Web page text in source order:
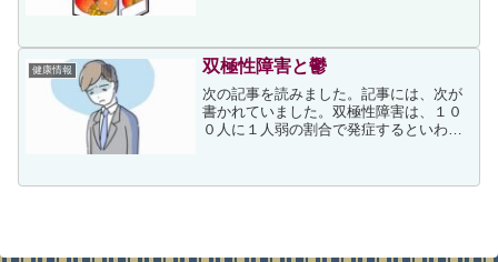
て』（新星出版社刊）から一部抜粋し、
再編集したもの）には、そ...
健康情報 双極性障害と鬱
次の記事を読みました。記事には、次が
書かれていました。双極性障害は、１０
０人に１人弱の割合で発症するといわれ
いとされていますが、中学生から高齢者